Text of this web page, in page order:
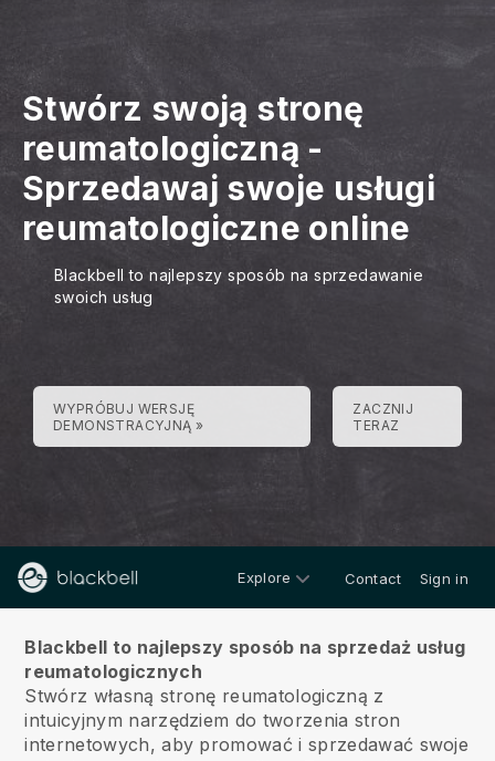
Stwórz swoją stronę
reumatologiczną -
Sprzedawaj swoje usługi
reumatologiczne online
Blackbell to najlepszy sposób na sprzedawanie
swoich usług
WYPRÓBUJ WERSJĘ
DEMONSTRACYJNĄ »
ZACZNIJ
TERAZ
Explore Contact Sign in
Blackbell to najlepszy sposób na sprzedaż usług
reumatologicznych
Stwórz własną stronę reumatologiczną z
intuicyjnym narzędziem do tworzenia stron
internetowych, aby promować i sprzedawać swoje